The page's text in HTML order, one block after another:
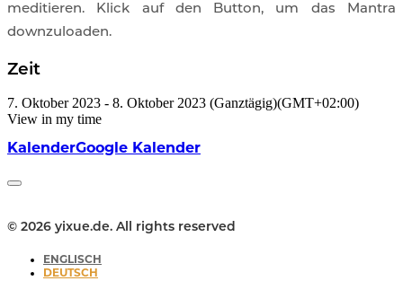
meditieren. Klick auf den Button, um das Mantra
downzuloaden.
Zeit
7. Oktober 2023 - 8. Oktober 2023 (Ganztägig)(GMT+02:00)
View in my time
KalenderGoogle Kalender
© 2026 yixue.de. All rights reserved
ENGLISCH
DEUTSCH